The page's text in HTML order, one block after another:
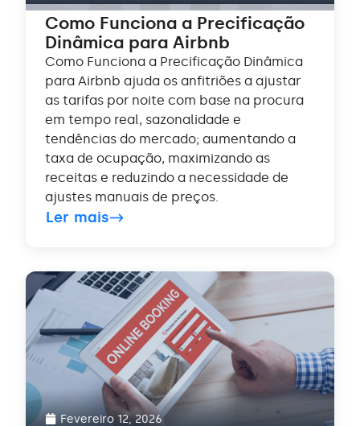
Como Funciona a Precificação
Dinâmica para Airbnb
Como Funciona a Precificação Dinâmica
para Airbnb ajuda os anfitriões a ajustar
as tarifas por noite com base na procura
em tempo real, sazonalidade e
tendências do mercado; aumentando a
taxa de ocupação, maximizando as
receitas e reduzindo a necessidade de
ajustes manuais de preços.
Ler mais
Fevereiro 12, 2026